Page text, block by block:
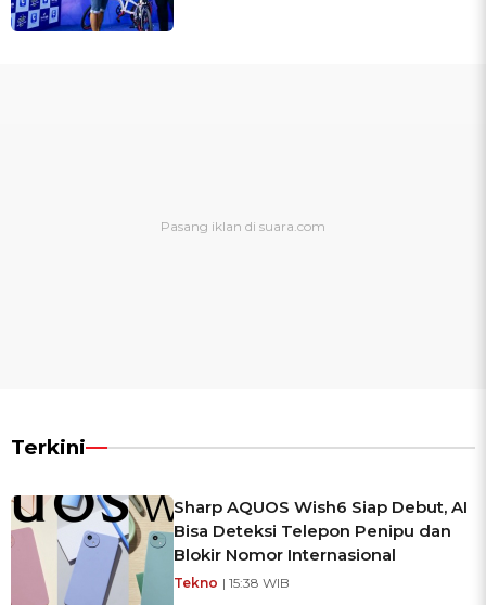
Terkini
Sharp AQUOS Wish6 Siap Debut, AI
Bisa Deteksi Telepon Penipu dan
Blokir Nomor Internasional
Tekno | 15:38 WIB